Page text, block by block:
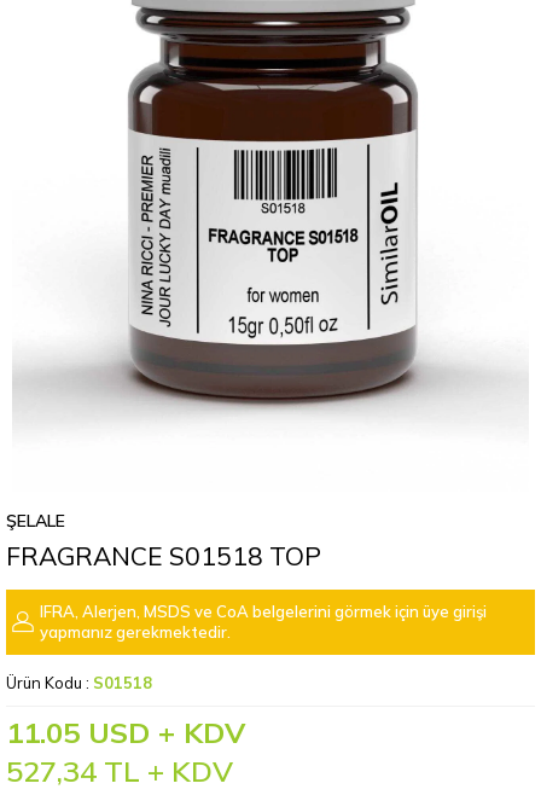
ŞELALE
FRAGRANCE S01518 TOP
IFRA, Alerjen, MSDS ve CoA belgelerini görmek için üye girişi
yapmanız gerekmektedir.
Ürün Kodu : S01518
11.05 USD + KDV
527,34 TL + KDV